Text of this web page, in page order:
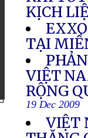
KỊCH
TẠI
VIỆT
RỘNG
19 Dec 2009
VIỆT